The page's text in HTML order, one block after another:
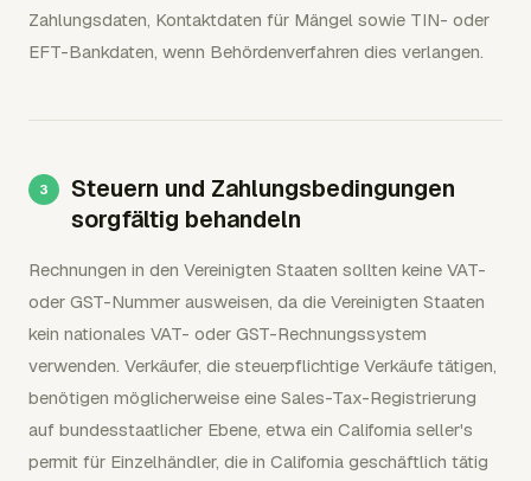
Zahlungsdaten, Kontaktdaten für Mängel sowie TIN- oder
EFT-Bankdaten, wenn Behördenverfahren dies verlangen.
Steuern und Zahlungsbedingungen
sorgfältig behandeln
Rechnungen in den Vereinigten Staaten sollten keine VAT-
oder GST-Nummer ausweisen, da die Vereinigten Staaten
kein nationales VAT- oder GST-Rechnungssystem
verwenden. Verkäufer, die steuerpflichtige Verkäufe tätigen,
benötigen möglicherweise eine Sales-Tax-Registrierung
auf bundesstaatlicher Ebene, etwa ein California seller's
permit für Einzelhändler, die in California geschäftlich tätig